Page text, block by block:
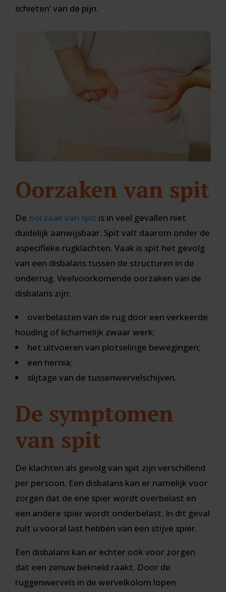
schieten’ van de pijn.
Oorzaken van spit
De oorzaak van spit is in veel gevallen niet
duidelijk aanwijsbaar. Spit valt daarom onder de
aspecifieke rugklachten. Vaak is spit het gevolg
van een disbalans tussen de structuren in de
onderrug. Veelvoorkomende oorzaken van de
disbalans zijn:
overbelasten van de rug door een verkeerde
houding of lichamelijk zwaar werk;
het uitvoeren van plotselinge bewegingen;
een hernia;
slijtage van de tussenwervelschijven.
De symptomen
van spit
De klachten als gevolg van spit zijn verschillend
per persoon. Een disbalans kan er namelijk voor
zorgen dat de ene spier wordt overbelast en
een andere spier wordt onderbelast. In dit geval
zult u vooral last hebben van een stijve spier.
Een disbalans kan er echter ook voor zorgen
dat een zenuw bekneld raakt. Door de
ruggenwervels in de wervelkolom lopen